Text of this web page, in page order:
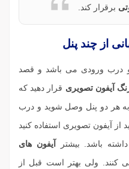
برقرار کند.
از چند پنل
درب ورودی می باشد و قصد
آیفون تصویری قرار دهید که
به هر دو پنل وصل شوید و درب
آیفون تصویری استفاده کنید
باشد. بیشتر
آیفون های
کنند. ولی بهتر است قبل از